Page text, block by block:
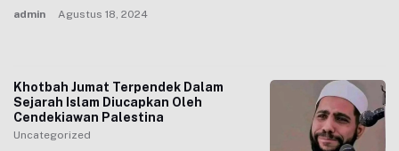
Khotbah Jumat Terpendek Dalam
Sejarah Islam Diucapkan Oleh
Cendekiawan Palestina
Uncategorized
admin Agustus 18, 2024